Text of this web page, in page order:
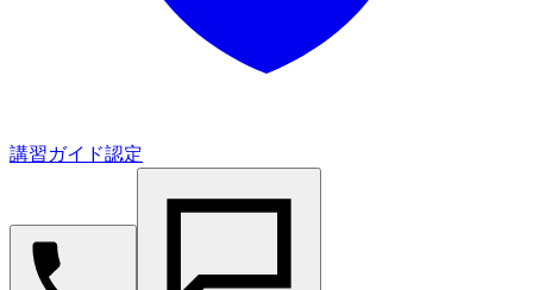
講習ガイド認定